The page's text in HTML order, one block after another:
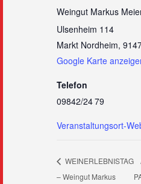
Weingut Markus
Ulsenheim 114
Markt Nordheim,
Google Karte
Telefon
09842/24 79
Veranstaltungsort-
WEINERLEBNISTAG
– Weingut Markus